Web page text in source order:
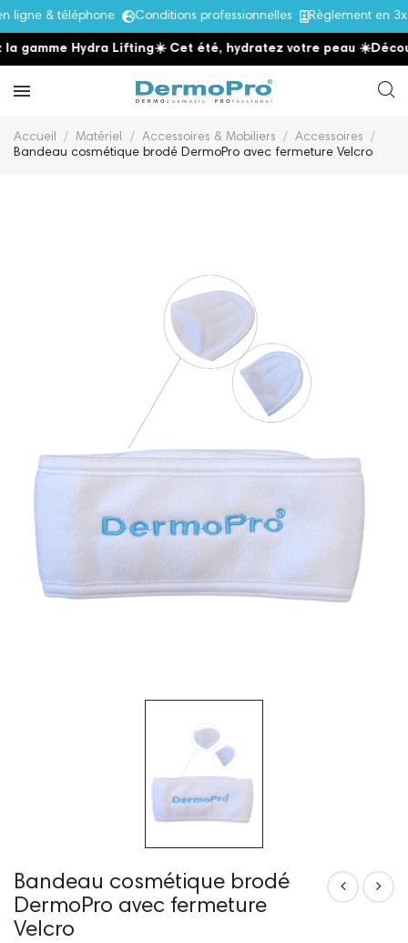
ligne & téléphone Conditions professionnelles Règlement en 3x
gamme Hydra Lifting☀️ Cet été, hydratez votre peau ☀️
Accueil Matériel Accessoires & Mobiliers
Accessoires
Bandeau cosmétique brodé DermoPro avec fermeture Velcro
Bandeau cosmétique brodé
DermoPro avec fermeture
Velcro